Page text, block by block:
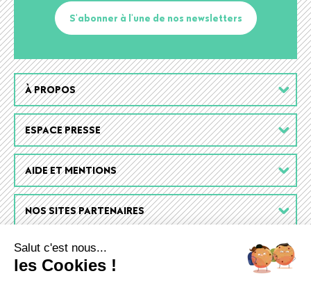
S'abonner à l'une de nos newsletters
Footer
menu
À PROPOS
ESPACE PRESSE
AIDE ET MENTIONS
NOS SITES PARTENAIRES
Salut c'est nous...
les Cookies !